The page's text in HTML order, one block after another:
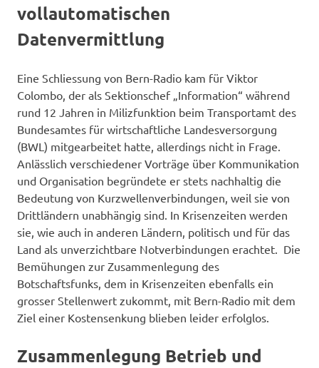
vollautomatischen
Datenvermittlung
Eine Schliessung von Bern-Radio kam für Viktor
Colombo, der als Sektionschef „Information“ während
rund 12 Jahren in Milizfunktion beim Transportamt des
Bundesamtes für wirtschaftliche Landesversorgung
(BWL) mitgearbeitet hatte, allerdings nicht in Frage.
Anlässlich verschiedener Vorträge über Kommunikation
und Organisation begründete er stets nachhaltig die
Bedeutung von Kurzwellenverbindungen, weil sie von
Drittländern unabhängig sind. In Krisenzeiten werden
sie, wie auch in anderen Ländern, politisch und für das
Land als unverzichtbare Notverbindungen erachtet. Die
Bemühungen zur Zusammenlegung des
Botschaftsfunks, dem in Krisenzeiten ebenfalls ein
grosser Stellenwert zukommt, mit Bern-Radio mit dem
Ziel einer Kostensenkung blieben leider erfolglos.
Zusammenlegung Betrieb und